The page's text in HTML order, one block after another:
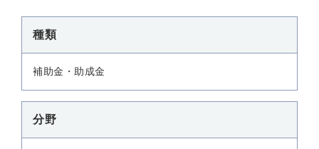
種類
補助金・助成金
分野